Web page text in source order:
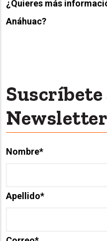
¿Quieres más
Anáhuac?
Newsletter
Nombre*
Apellido*